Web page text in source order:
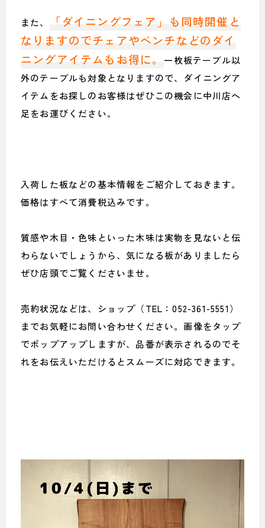
また、
「ダイニングフェア」も同時開催と
なりますのでチェアやベンチなどのダイ
ニングアイテムもお得に。
一枚板テーブル以
外のテーブルも対象となりますので、ダイニングア
イテムをお探しのお客様はぜひこの機会に中川店へ
足をお運びください。
入荷した板などの基本情報をご紹介しておきます。
価格はすべて消費税込みです。
質感や木目・色味といった木味は実物を見ないと伝
わらないでしょうから、気になる板がありましたら
ぜひ店頭でご覧くださいませ。
売約状況などは、ショップ（TEL：052-361-5551）
までお気軽にお問い合わせください。画像をタップ
でポップアップしますが、品番が表示されるのでそ
れをお伝えいただけるとスムーズに対応できます。